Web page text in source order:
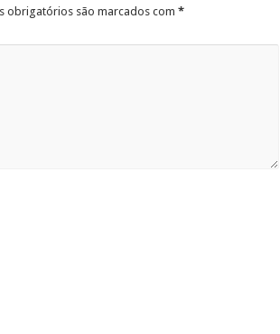
obrigatórios são marcados com *